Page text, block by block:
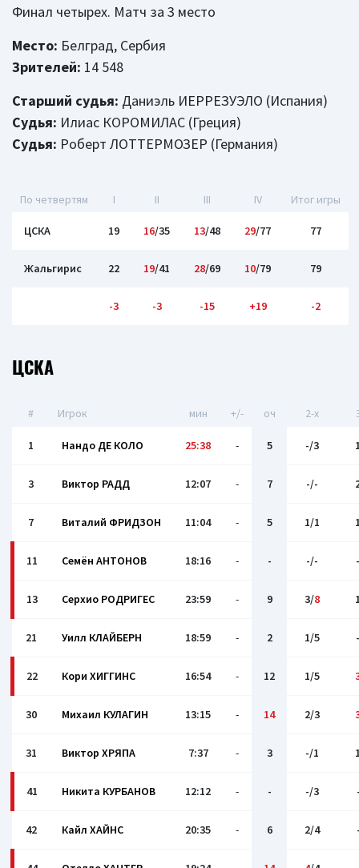
Финал четырех. Матч за 3 место
Место: Белград, Сербия
Зрителей: 14 548
Старший судья: Даниэль ИЕРРЕЗУЭЛО (Испания)
Судья: Илиас КОРОМИЛАС (Греция)
Судья: Роберт ЛОТТЕРМОЗЕР (Германия)
По четвертям I II III IV Итог игры
ЦСКА 19 16/35 13/48 29/77 77
Жальгирис 22 19/41 28/69 10/79 79
-3 -3 -15 +19 -2
ЦСКА
# Игрок мин +/- оч 2-x
1 Нандо ДЕ КОЛО 25:38 - 5 -/3
3 Виктор РАДД 12:07 - 7 -/-
7 Виталий ФРИДЗОН 11:04 - 5 1/1
11 Семён АНТОНОВ 18:16 - - -/-
13 Серхио РОДРИГЕС 23:59 - 9 3/8
21 Уилл КЛАЙБЕРН 18:59 - 2 1/5
22 Кори ХИГГИНС 16:54 - 12 1/5
30 Михаил КУЛАГИН 13:15 - 14 2/3
31 Виктор ХРЯПА 7:37 - 3 -/1
41 Никита КУРБАНОВ 12:12 - - -/3
42 Кайл ХАЙНС 20:35 - 6 2/4